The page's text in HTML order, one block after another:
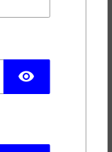
visibility